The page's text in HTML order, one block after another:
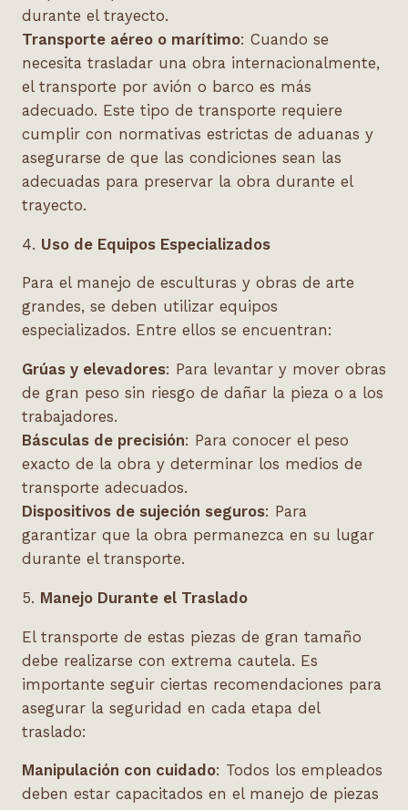
durante el trayecto.
Transporte aéreo o marítimo: Cuando se
necesita trasladar una obra internacionalmente,
el transporte por avión o barco es más
adecuado. Este tipo de transporte requiere
cumplir con normativas estrictas de aduanas y
asegurarse de que las condiciones sean las
adecuadas para preservar la obra durante el
trayecto.
4. Uso de Equipos Especializados
Para el manejo de esculturas y obras de arte
grandes, se deben utilizar equipos
especializados. Entre ellos se encuentran:
Grúas y elevadores: Para levantar y mover obras
de gran peso sin riesgo de dañar la pieza o a los
trabajadores.
Básculas de precisión: Para conocer el peso
exacto de la obra y determinar los medios de
transporte adecuados.
Dispositivos de sujeción seguros: Para
garantizar que la obra permanezca en su lugar
durante el transporte.
5. Manejo Durante el Traslado
El transporte de estas piezas de gran tamaño
debe realizarse con extrema cautela. Es
importante seguir ciertas recomendaciones para
asegurar la seguridad en cada etapa del
traslado:
Manipulación con cuidado: Todos los empleados
deben estar capacitados en el manejo de piezas